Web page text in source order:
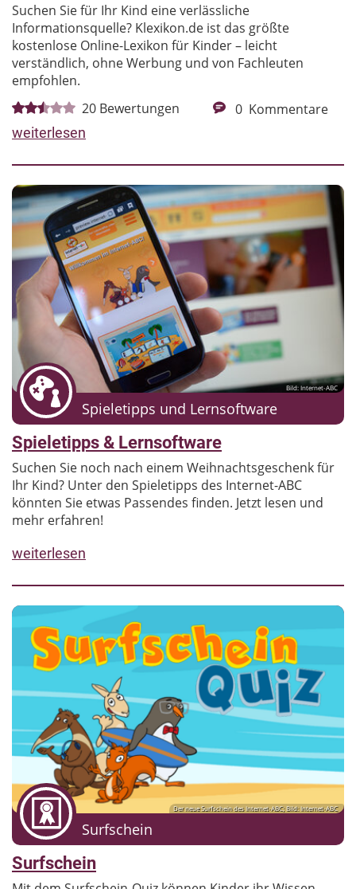
Suchen Sie für Ihr Kind eine verlässliche
Informationsquelle? Klexikon.de ist das größte
kostenlose Online-Lexikon für Kinder – leicht
verständlich, ohne Werbung und von Fachleuten
empfohlen.
20 Bewertungen 0 Kommentare
weiterlesen
Bild: Internet-ABC
Spieletipps und Lernsoftware
Spieletipps & Lernsoftware
Suchen Sie noch nach einem Weihnachtsgeschenk für
Ihr Kind? Unter den Spieletipps des Internet-ABC
könnten Sie etwas Passendes finden. Jetzt lesen und
mehr erfahren!
weiterlesen
Der neue Surfschein des Internet-ABC; Bild: Internet-ABC
Surfschein
Surfschein